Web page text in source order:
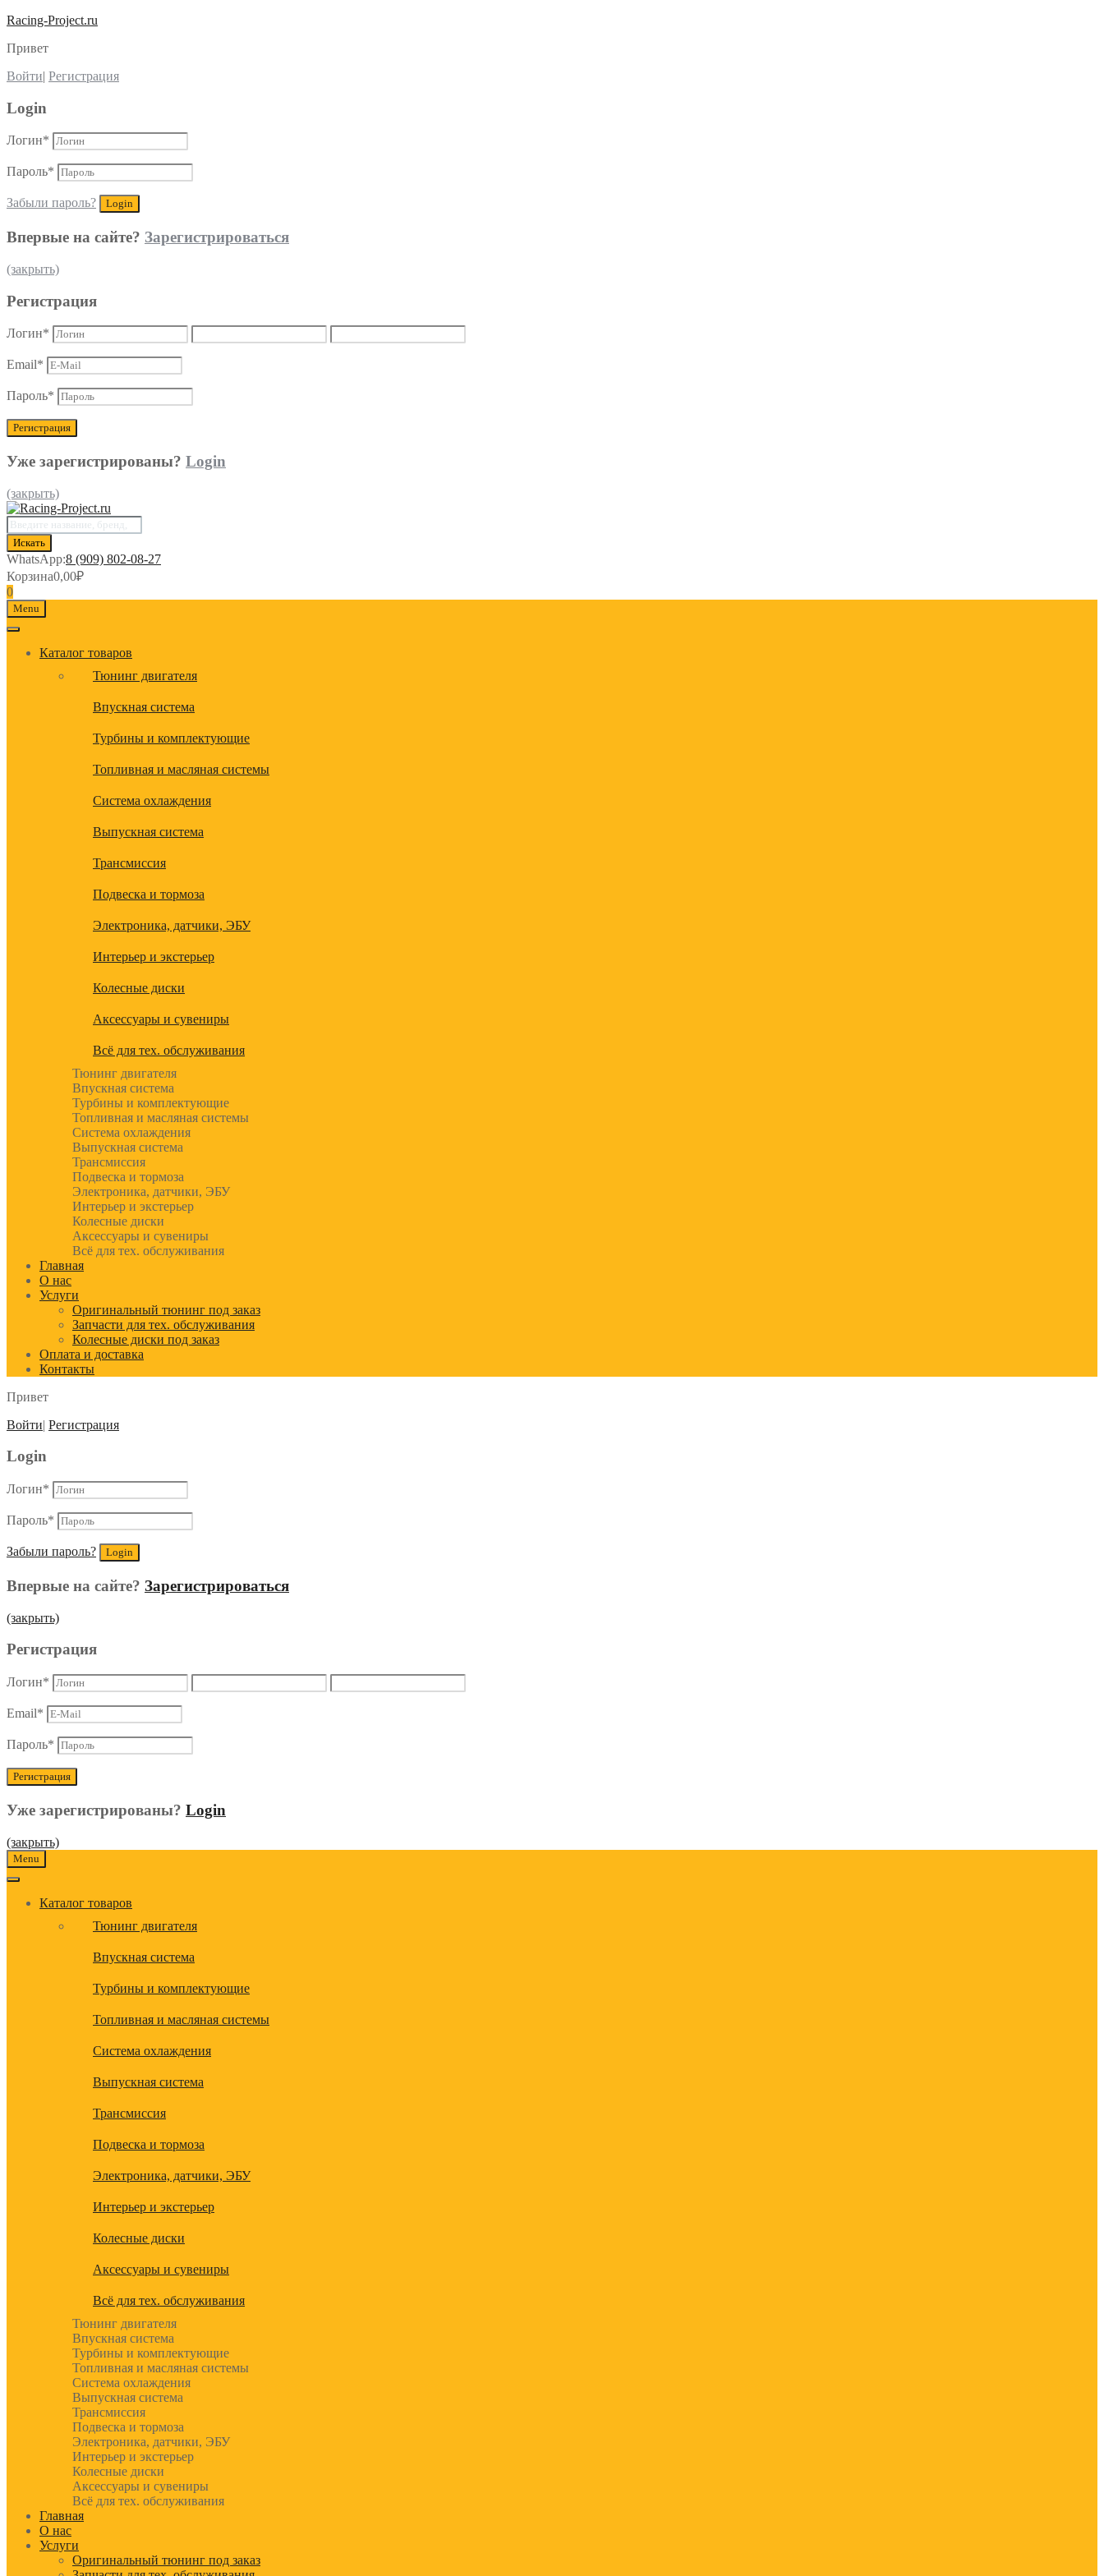
Racing-Project.ru
Привет
Войти| Регистрация
Login
Логин*
Пароль*
Забыли пароль?
Впервые на сайте? Зарегистрироваться
(закрыть)
Регистрация
Логин*
Email*
Пароль*
Уже зарегистрированы? Login
(закрыть)
Поиск
товаров
Искать
WhatsApp:8 (909) 802-08-27
Корзина0,00₽
0
Menu
Каталог товаров
Тюнинг двигателя
Впускная система
Турбины и комплектующие
Топливная и масляная системы
Система охлаждения
Выпускная система
Трансмиссия
Подвеска и тормоза
Электроника, датчики, ЭБУ
Интерьер и экстерьер
Колесные диски
Аксессуары и сувениры
Всё для тех. обслуживания
Тюнинг двигателя
Впускная система
Турбины и комплектующие
Топливная и масляная системы
Система охлаждения
Выпускная система
Трансмиссия
Подвеска и тормоза
Электроника, датчики, ЭБУ
Интерьер и экстерьер
Колесные диски
Аксессуары и сувениры
Всё для тех. обслуживания
Главная
О нас
Услуги
Оригинальный тюнинг под заказ
Запчасти для тех. обслуживания
Колесные диски под заказ
Оплата и доставка
Контакты
Привет
Войти| Регистрация
Login
Логин*
Пароль*
Забыли пароль?
Впервые на сайте? Зарегистрироваться
(закрыть)
Регистрация
Логин*
Email*
Пароль*
Уже зарегистрированы? Login
(закрыть)
Menu
Каталог товаров
Тюнинг двигателя
Впускная система
Турбины и комплектующие
Топливная и масляная системы
Система охлаждения
Выпускная система
Трансмиссия
Подвеска и тормоза
Электроника, датчики, ЭБУ
Интерьер и экстерьер
Колесные диски
Аксессуары и сувениры
Всё для тех. обслуживания
Тюнинг двигателя
Впускная система
Турбины и комплектующие
Топливная и масляная системы
Система охлаждения
Выпускная система
Трансмиссия
Подвеска и тормоза
Электроника, датчики, ЭБУ
Интерьер и экстерьер
Колесные диски
Аксессуары и сувениры
Всё для тех. обслуживания
Главная
О нас
Услуги
Оригинальный тюнинг под заказ